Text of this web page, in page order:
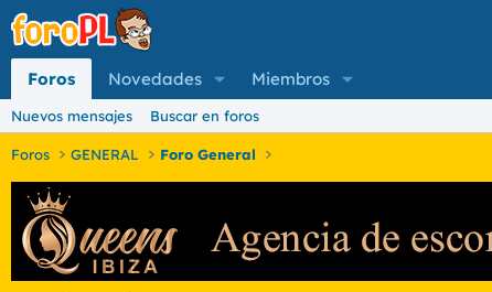
Foros Novedades Miembros
Nuevos mensajes Buscar en foros
Foros GENERAL Foro General